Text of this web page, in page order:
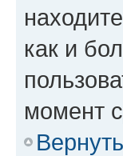
как и
момент